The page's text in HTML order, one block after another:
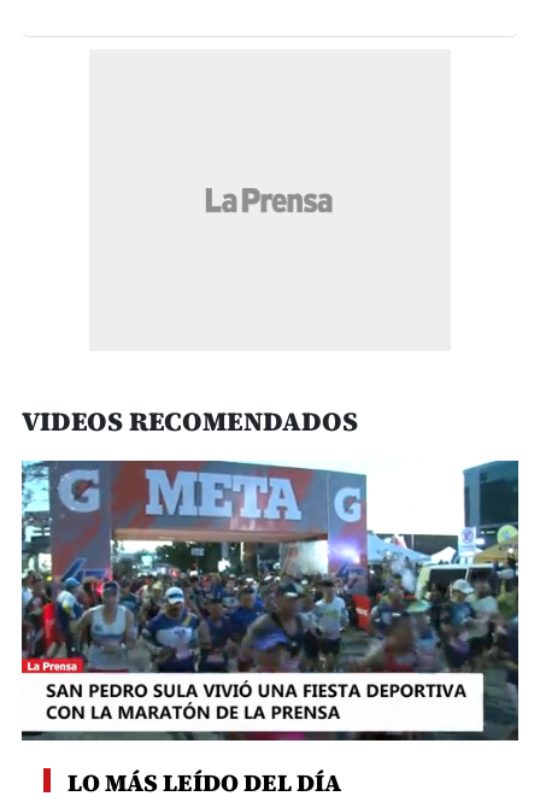
VIDEOS RECOMENDADOS
secondsLO MÁS LEÍDO DEL DÍA